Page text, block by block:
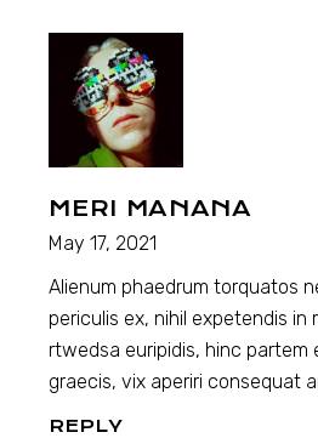
MERI MANANA
May 17, 2021
Alienum phaedrum torquatos
periculis ex, nihil expetendis in
rtwedsa euripidis, hinc partem
graecis, vix aperiri consequat
REPLY